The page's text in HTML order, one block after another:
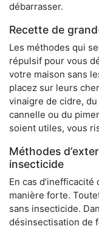
débarrasser.
Recette de
Les méthodes qui
répulsif pour vous
votre maison sans
placez sur leurs
vinaigre de cidre,
cannelle ou du
soient utiles, vous
Méthodes
insecticide
En cas
manière forte.
sans insecticide.
désinsectisation de